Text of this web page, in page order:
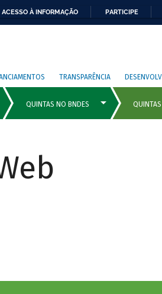
ACESSO À INFORMAÇÃO PARTICIPE
TRANSPARÊNCIA